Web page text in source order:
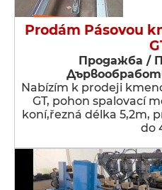
Prodám Pásovou
Продажба /
Nabízím k prodeji
GT, pohon spalovací
koní,řezná délka 5,2m,
do